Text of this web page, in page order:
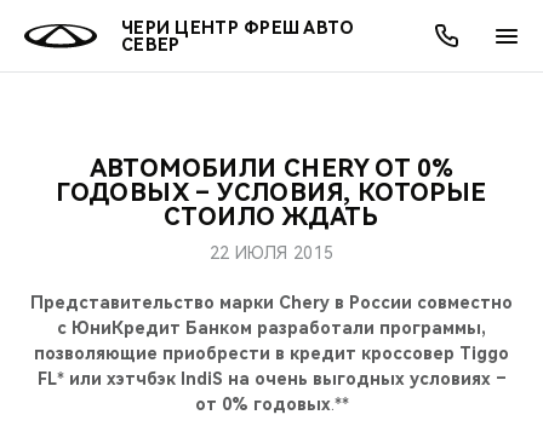
ЧЕРИ ЦЕНТР ФРЕШ АВТО
СЕВЕР
МОДЕЛИ
КРОССОВЕРЫ
СЕДАНЫ
ПОКУПАТЕЛЯМ
КРЕДИТ И СТРАХОВАНИЕ
ВЛАДЕЛЬЦАМ
ЗАПЧАСТИ И АКСЕССУАРЫ
ПОДДЕРЖКА
МИР CHERY
О БРЕНДЕ
CHERY В СОЦСЕТЯХ
АКЦИИ
ОНЛАЙН СЕРВИСЫ
КРЕДИТ
О КОМПАНИИ
МЫ В СОЦСЕТЯХ
АВТОМОБИЛИ CHERY ОТ 0%
ГОДОВЫХ – УСЛОВИЯ, КОТОРЫЕ
СТОИЛО ЖДАТЬ
22 ИЮЛЯ 2015
Представительство марки Chery в России совместно
с ЮниКредит Банком разработали программы,
позволяющие приобрести в кредит кроссовер Tiggo
FL* или хэтчбэк IndiS на очень выгодных условиях –
от 0% годовых.**